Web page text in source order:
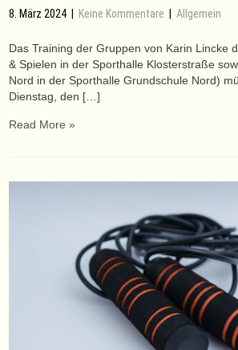
8. März 2024 Keine Kommentare |Allgemein
Das Training der Gruppen von Karin Lincke
& Spielen in der Sporthalle Klosterstraße
Nord in der Sporthalle Grundschule Nord)
Dienstag, den […]
Read More »